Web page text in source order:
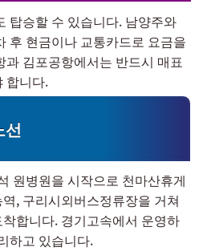
탑승할 수 있습니다. 남양주와
후 현금이나 교통카드로 요금을
김포공항에서는 반드시 매표
합니다.
선
원병원을 시작으로 천마산휴게
, 구리시외버스정류장을 거쳐
합니다. 경기고속에서 운영하
하고 있습니다.